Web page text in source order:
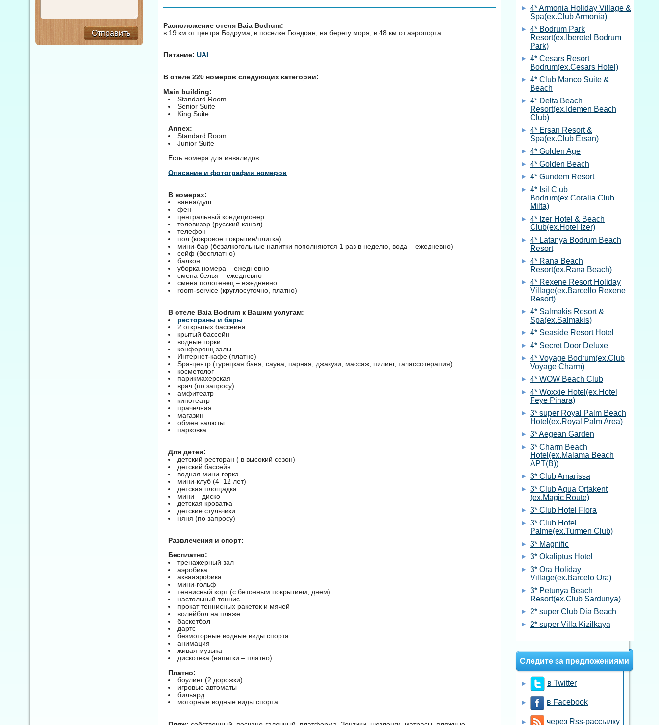
Расположение отеля Baia Bodrum:
в 19 км от центра Бодрума, в поселке Гюндоан, на берегу моря, в 48 км от аэропорта.
Питание: UAI
В отеле 220 номеров следующих категорий:
Main building:
Standard Room
Senior Suite
King Suite
Annex:
Standard Room
Junior Suite
Есть номера для инвалидов.
Описание и фотографии номеров
В номерах:
ванна/душ
фен
центральный кондиционер
телевизор (русский канал)
телефон
пол (ковровое покрытие/плитка)
мини-бар (безалкогольные напитки пополняются 1 раз в неделю, вода – ежедневно)
сейф (бесплатно)
балкон
уборка номера – ежедневно
смена белья – ежедневно
смена полотенец – ежедневно
room-service (круглосуточно, платно)
B отеле Baia Bodrum к Вашим услугам:
рестораны и бары
2 открытых бассейна
крытый бассейн
водные горки
конференц залы
Интернет-кафе (платно)
Spa-центр (турецкая баня, сауна, парная, джакузи, массаж, пилинг, талассотерапия)
косметолог
парикмахерская
врач (по запросу)
амфитеатр
кинотеатр
прачечная
магазин
обмен валюты
парковка
Для детей:
детский ресторан ( в высокий сезон)
детский бассейн
водная мини-горка
мини-клуб (4–12 лет)
детская площадка
мини – диско
детская кроватка
детские стульчики
няня (по запросу)
Развлечения и спорт:
Бесплатно:
тренажерный зал
аэробика
аквааэробика
мини-гольф
теннисный корт (с бетонным покрытием, днем)
настольный теннис
прокат теннисных ракеток и мячей
волейбол на пляже
баскетбол
дартс
безмоторные водные виды спорта
анимация
живая музыка
дискотека (напитки – платно)
Платно:
боулинг (2 дорожки)
игровые автоматы
бильярд
моторные водные виды спорта
Отправить
4* Armonia Holiday Village &
Spa(ex.Club Armonia)
4* Bodrum Park
Resort(ex.Iberotel Bodrum
Park)
4* Cesars Resort
Bodrum(ex.Cesars Hotel)
4* Club Manco Suite &
Beach
4* Delta Beach
Resort(ex.Idemen Beach
Club)
4* Ersan Resort &
Spa(ex.Club Ersan)
4* Golden Age
4* Golden Beach
4* Gundem Resort
4* Isil Club
Bodrum(ex.Coralia Club
Milta)
4* Izer Hotel & Beach
Club(ex.Hotel Izer)
4* Latanya Bodrum Beach
Resort
4* Rana Beach
Resort(ex.Rana Beach)
4* Rexene Resort Holiday
Village(ex.Barcello Rexene
Resort)
4* Salmakis Resort &
Spa(ex.Salmakis)
4* Seaside Resort Hotel
4* Secret Door Deluxe
4* Voyage Bodrum(ex.Club
Voyage Charm)
4* WOW Beach Club
4* Woxxie Hotel(ex.Hotel
Feye Pinara)
3* super Royal Palm Beach
Hotel(ex.Royal Palm Area)
3* Aegean Garden
3* Charm Beach
Hotel(ex.Malama Beach
APT(B))
3* Club Amarissa
3* Club Aqua Ortakent
(ex.Magic Route)
3* Club Hotel Flora
3* Club Hotel
Palme(ex.Turmen Club)
3* Magnific
3* Okaliptus Hotel
3* Ora Holiday
Village(ex.Barcelo Ora)
3* Petunya Beach
Resort(ex.Club Sardunya)
2* super Club Dia Beach
2* super Villa Kizilkaya
Следите за предложениями
в Twitter
в Facebook
через Rss-рассылку